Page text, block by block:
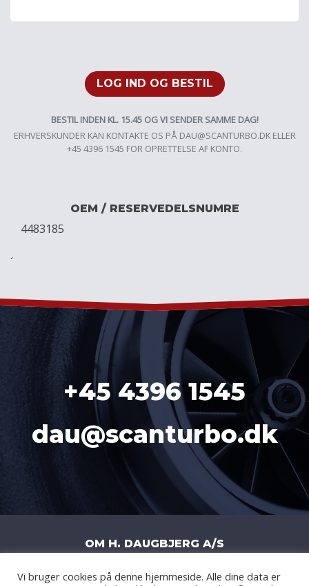
LOG IND OG BESTIL
BESTIL INDEN KL. 15.45 OG VI SENDER SAMME DAG!
ERHVERSKUNDER KAN KONTAKTE OS PÅ DAU@SCANTURBO.DKELLER
+45 4396 1545 FOR OPRETTELSE AF KONTO.
OEM / RESERVEDELSNUMRE
4483185
´
+45 4396 1545
dau@scanturbo.dk
OM H. DAUGBJERG A/S
H. DAUGBJERG A/S | LITERBUEN 11J |
Vi bruger cookies på denne hjemmeside. Alle dine data er